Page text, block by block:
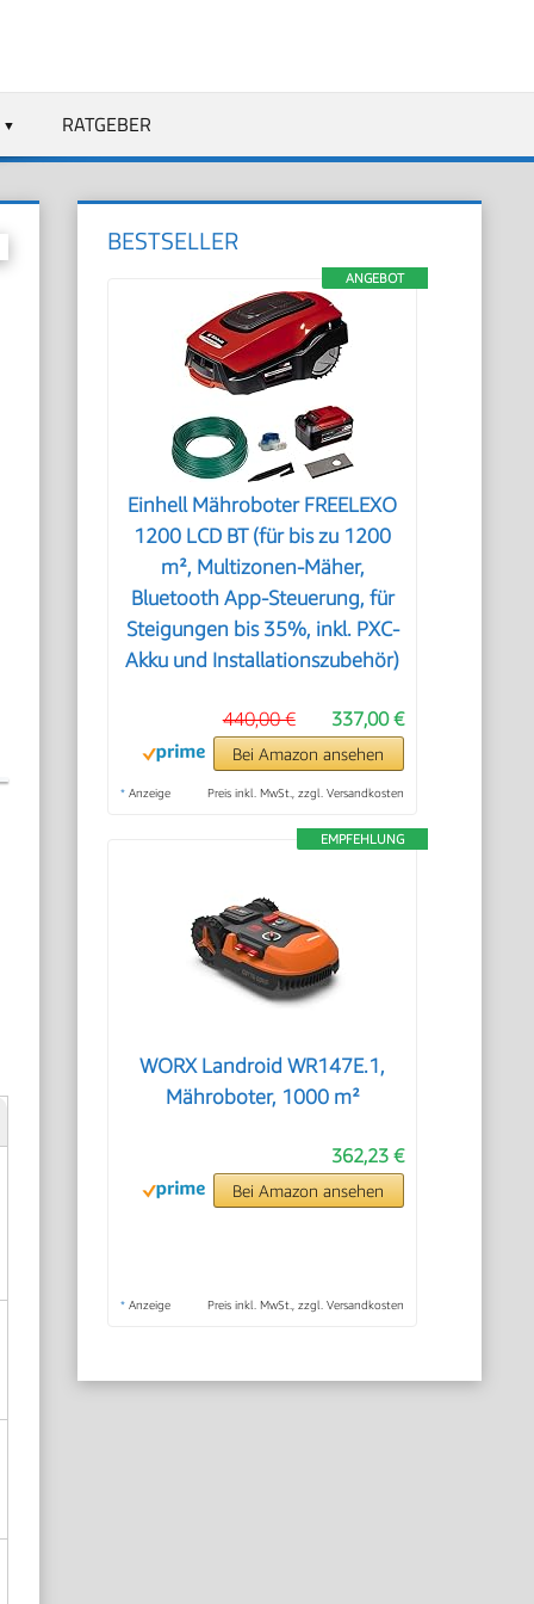
RATGEBER
BESTSELLER
ANGEBOT
Einhell Mähroboter FREELEXO
1200 LCD BT (für bis zu 1200
m², Multizonen-Mäher,
Bluetooth App-Steuerung, für
Steigungen bis 35%, inkl. PXC-
Akku und Installationszubehör)
337,00 €
440,00 €
Bei Amazon ansehen
* Anzeige Preis inkl. MwSt., zzgl. Versandkosten
EMPFEHLUNG
WORX Landroid WR147E.1,
Mähroboter, 1000 m²
362,23 €
Bei Amazon ansehen
* Anzeige Preis inkl. MwSt., zzgl. Versandkosten